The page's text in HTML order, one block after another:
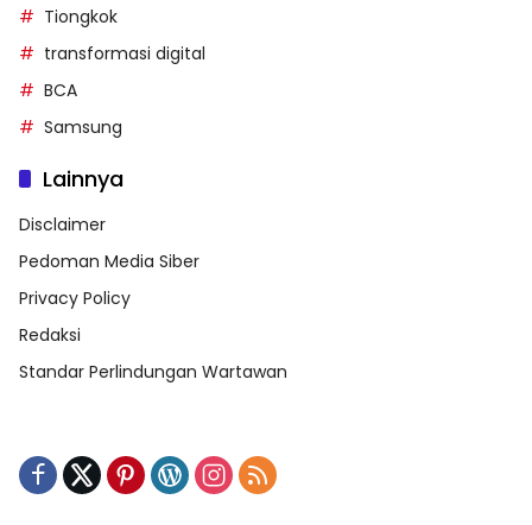
Tiongkok
transformasi digital
BCA
Samsung
Lainnya
Disclaimer
Pedoman Media Siber
Privacy Policy
Redaksi
Standar Perlindungan Wartawan